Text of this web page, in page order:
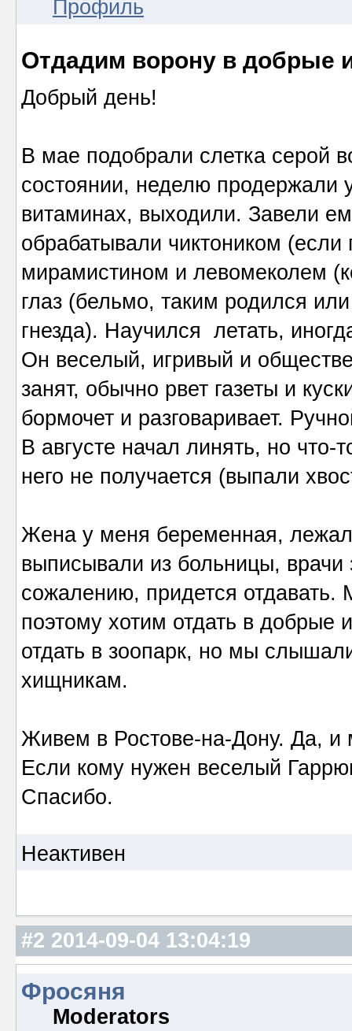
Профиль
Отдадим ворону в добрые
Добрый день!
В мае подобрали слетка серой
состоянии, неделю продержали
витаминах, выходили. Завели
обрабатывали чиктоником
мирамистином и левомеколем
глаз (бельмо, таким родился
гнезда). Научился летать,
Он веселый, игривый и
занят, обычно рвет газеты и
бормочет и разговаривает.
В августе начал линять, но что-
него не получается (выпали
Жена у меня беременная,
выписывали из больницы, врачи
сожалению, придется
поэтому хотим отдать в добрые
отдать в зоопарк, но мы
хищникам.
Живем в Ростове-на-Дону. Да, и
Если кому нужен веселый
Спасибо.
Неактивен
#2 2014-09-04 13:04:19
Фросяня
Moderators